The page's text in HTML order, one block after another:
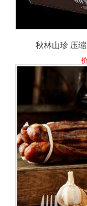
秋林山珍 压